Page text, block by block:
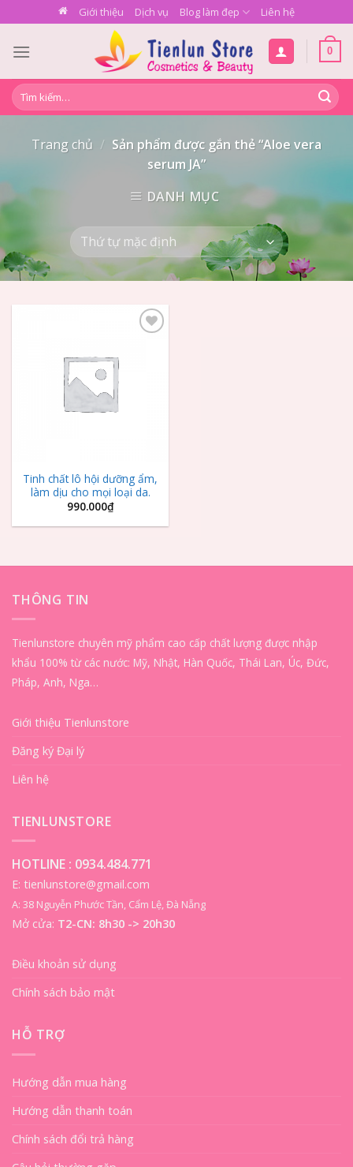
to
content
Giới thiệu Dịch vụ Blog làm đẹp Liên hệ
0
Tìm
kiếm:
Trang chủ / Sản phẩm được gắn thẻ “Aloe vera
serum JA”
DANH MỤC
Tinh chất lô hội dưỡng ẩm,
làm dịu cho mọi loại da.
990.000₫
THÔNG TIN
Tienlunstore chuyên mỹ phẩm cao cấp chất lượng được nhập
khẩu 100% từ các nước: Mỹ, Nhật, Hàn Quốc, Thái Lan, Úc, Đức,
Pháp, Anh, Nga…
Giới thiệu Tienlunstore
Đăng ký Đại lý
Liên hệ
TIENLUNSTORE
HOTLINE : 0934.484.771
E: tienlunstore@gmail.com
A: 38 Nguyễn Phước Tần, Cẩm Lệ, Đà Nẵng
Mở cửa: T2-CN: 8h30 -> 20h30
Điều khoản sử dụng
Chính sách bảo mật
HỖ TRỢ
Hướng dẫn mua hàng
Hướng dẫn thanh toán
Chính sách đổi trả hàng